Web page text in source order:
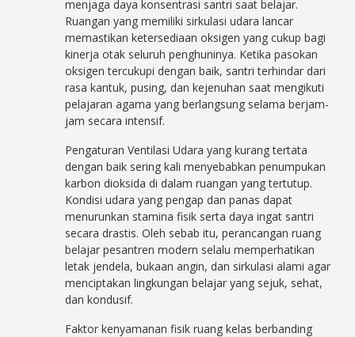
menjaga daya konsentrasi santri saat belajar.
Ruangan yang memiliki sirkulasi udara lancar
memastikan ketersediaan oksigen yang cukup bagi
kinerja otak seluruh penghuninya. Ketika pasokan
oksigen tercukupi dengan baik, santri terhindar dari
rasa kantuk, pusing, dan kejenuhan saat mengikuti
pelajaran agama yang berlangsung selama berjam-
jam secara intensif.
Pengaturan Ventilasi Udara yang kurang tertata
dengan baik sering kali menyebabkan penumpukan
karbon dioksida di dalam ruangan yang tertutup.
Kondisi udara yang pengap dan panas dapat
menurunkan stamina fisik serta daya ingat santri
secara drastis. Oleh sebab itu, perancangan ruang
belajar pesantren modern selalu memperhatikan
letak jendela, bukaan angin, dan sirkulasi alami agar
menciptakan lingkungan belajar yang sejuk, sehat,
dan kondusif.
Faktor kenyamanan fisik ruang kelas berbanding